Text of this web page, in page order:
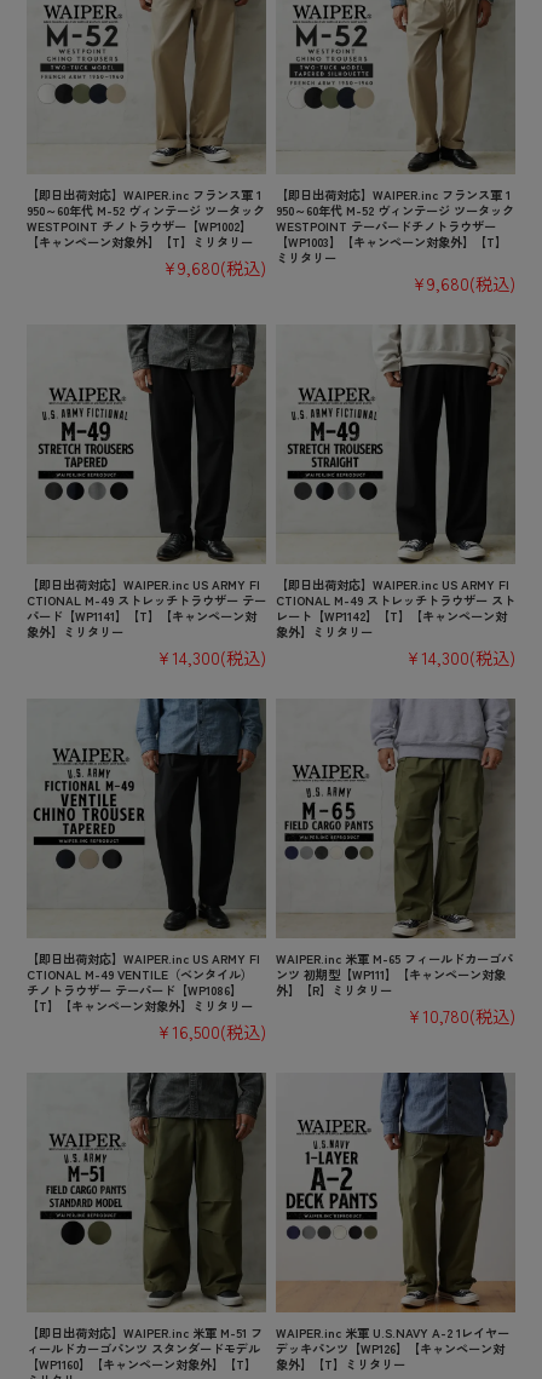
【即日出荷対応】WAIPER.inc フランス軍 1
950～60年代 M-52 ヴィンテージ ツータック
WESTPOINT チノトラウザー【WP1002】
【キャンペーン対象外】【T】ミリタリー
¥9,680(税込)
【即日出荷対応】WAIPER.inc フランス軍 1
950～60年代 M-52 ヴィンテージ ツータック
WESTPOINT テーパードチノトラウザー
【WP1003】【キャンペーン対象外】【T】
ミリタリー
¥9,680(税込)
【即日出荷対応】WAIPER.inc US ARMY FI
CTIONAL M-49 ストレッチトラウザー テー
パード【WP1141】【T】【キャンペーン対
象外】ミリタリー
¥14,300(税込)
【即日出荷対応】WAIPER.inc US ARMY FI
CTIONAL M-49 ストレッチトラウザー スト
レート【WP1142】【T】【キャンペーン対
象外】ミリタリー
¥14,300(税込)
【即日出荷対応】WAIPER.inc US ARMY FI
CTIONAL M-49 VENTILE（ベンタイル）
チノトラウザー テーパード【WP1086】
【T】【キャンペーン対象外】ミリタリー
¥16,500(税込)
WAIPER.inc 米軍 M-65 フィールドカーゴパ
ンツ 初期型【WP111】【キャンペーン対象
外】【R】ミリタリー
¥10,780(税込)
【即日出荷対応】WAIPER.inc 米軍 M-51 フ
ィールドカーゴパンツ スタンダードモデル
【WP1160】【キャンペーン対象外】【T】
WAIPER.inc 米軍 U.S.NAVY A-2 1レイヤー
デッキパンツ【WP126】【キャンペーン対
象外】【T】ミリタリー